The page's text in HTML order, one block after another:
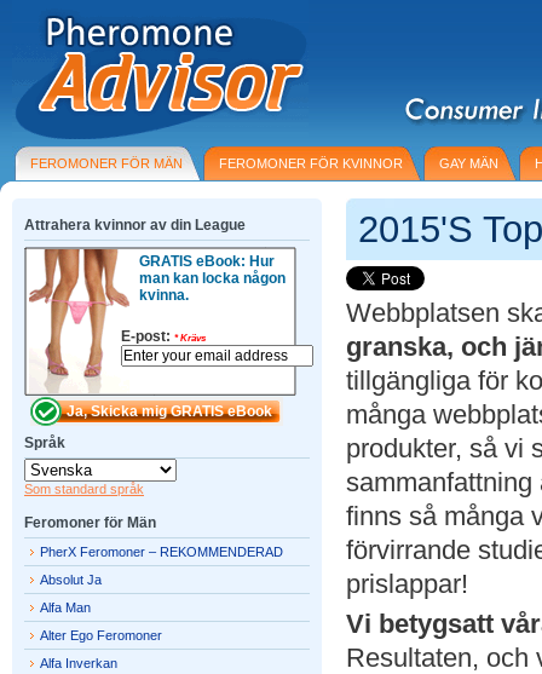
FEROMONER FÖR MÄN FEROMONER FÖR KVINNOR GAY MÄN
2015'S
Webbplatsen
granska, och
tillgängliga för
många
produkter, så vi
finns så många
förvirrande
prislappar!
Vi betygsatt
Resultaten, och
Attrahera kvinnor av din League
GRATIS eBook: Hur
man kan locka någon
kvinna.
E-post: *Krävs
Språk
Som standard språk
Feromoner för Män
PherX Feromoner – REKOMMENDERAD
Absolut Ja
Alfa Man
Alter Ego Feromoner
Alfa Inverkan